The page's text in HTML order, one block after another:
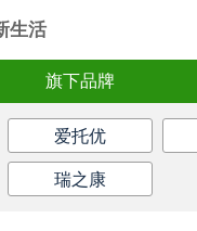
生活
旗下品牌
爱托优
瑞之康